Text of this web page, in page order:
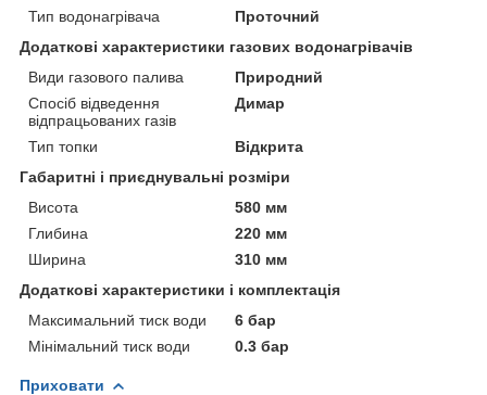
Тип водонагрівача
Проточний
Додаткові характеристики газових водонагрівачів
Види газового палива
Природний
Спосіб відведення
відпрацьованих газів
Димар
Тип топки
Відкрита
Габаритні і приєднувальні розміри
Висота
580 мм
Глибина
220 мм
Ширина
310 мм
Додаткові характеристики і комплектація
Максимальний тиск води
6 бар
Мінімальний тиск води
0.3 бар
Приховати